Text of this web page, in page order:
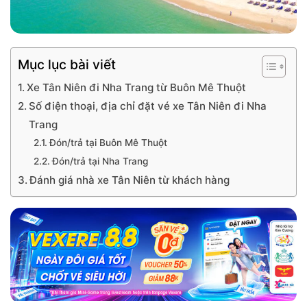
Mục lục bài viết
Xe Tân Niên đi Nha Trang từ Buôn Mê Thuột
Số điện thoại, địa chỉ đặt vé xe Tân Niên đi Nha
Trang
Đón/trả tại Buôn Mê Thuột
Đón/trả tại Nha Trang
Đánh giá nhà xe Tân Niên từ khách hàng